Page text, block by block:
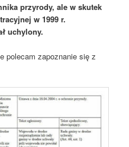
przyrody, ale w skutek
w 1999 r.
uchylony.
polecam zapoznanie się z